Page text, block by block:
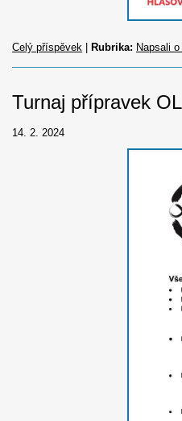
Celý příspěvek Rubrika: Napsali o
Turnaj přípravek
14. 2. 2024